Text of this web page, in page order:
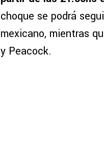
choque se podrá
mexicano, mientras
y Peacock.